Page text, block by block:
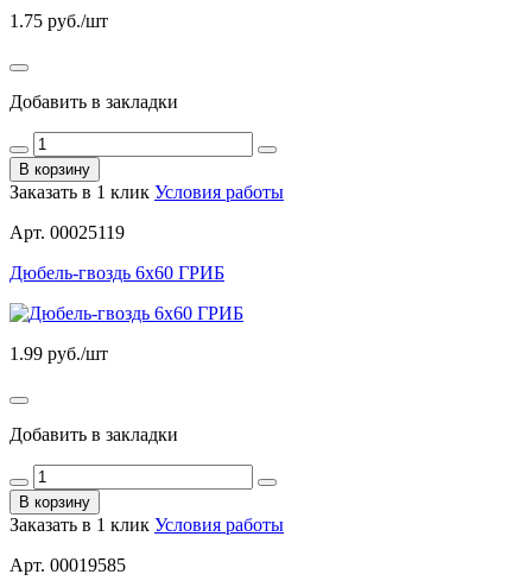
1.75 руб./шт
Добавить в закладки
В корзину
Заказать в 1 клик Условия работы
Арт. 00025119
Дюбель-гвоздь 6х60 ГРИБ
1.99 руб./шт
Добавить в закладки
В корзину
Заказать в 1 клик Условия работы
Арт. 00019585